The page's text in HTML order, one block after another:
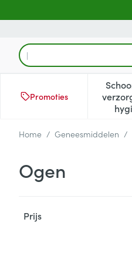
Product, merk, categorie...
Promoties
Home / Geneesmiddelen /
Ogen
Prijs